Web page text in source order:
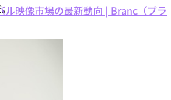
映像市場の最新動向 | Branc（ブラ